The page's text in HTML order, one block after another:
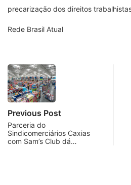
precarização dos direitos
Rede Brasil Atual
Previous Post
Parceria do
Sindicomerciários Caxias
com Sam’s Club dá…